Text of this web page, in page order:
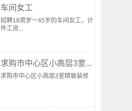
车间女工
招聘18周岁一45岁的车间女工，计
件工资...
求购市中心区小高层3室...
求购市中心区小高层3室精致装修